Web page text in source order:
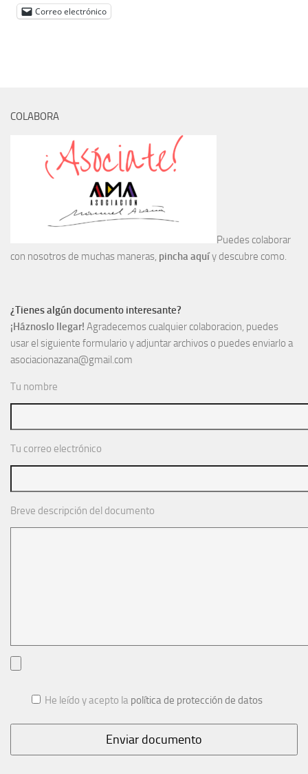
Noticias
Correo electrónico
COLABORA
Puedes colaborar
con nosotros de muchas maneras, pincha aquíy descubre como.
¿Tienes algún documento interesante?
¡Háznoslo llegar! Agradecemos cualquier colaboracion, puedes
usar el siguiente formulario y adjuntar archivos o puedes enviarlo a
asociacionazana@gmail.com
Tu nombre
Tu correo electrónico
Breve descripción del documento
He leído y acepto la política de protección de datos